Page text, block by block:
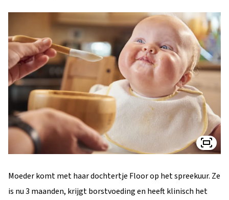
Moeder komt met haar dochtertje Floor op het spreekuur. Ze
is nu 3 maanden, krijgt borstvoeding en heeft klinisch het